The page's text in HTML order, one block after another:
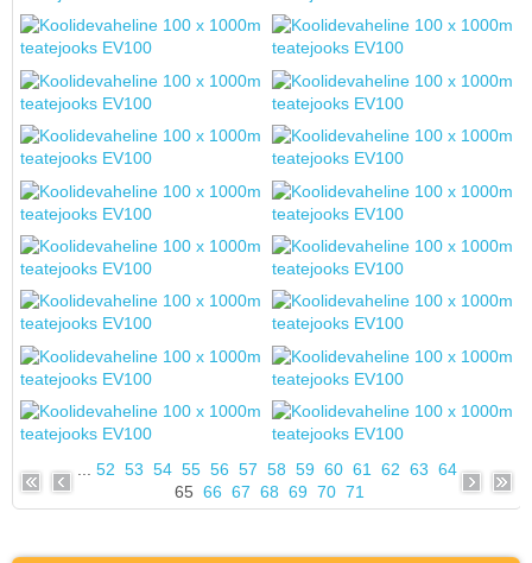
52 53 54 55 56 57 58 59 60 61 62 63 64
65 66 67 68 69 70 71